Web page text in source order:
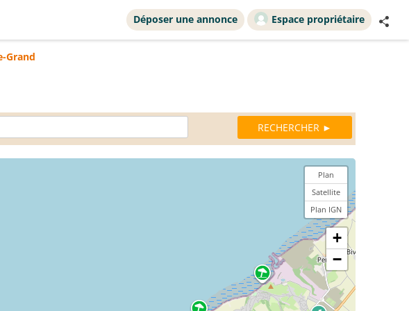
Déposer une annonce Espace propriétaire
Grand
Plan
Satellite
Plan IGN
+
−